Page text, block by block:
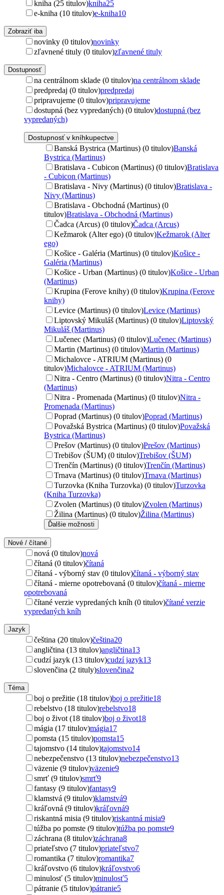
kniha (25 titulov)kniha25
e-kniha (10 titulov)e-kniha10
Zobraziť iba
novinky (0 titulov)novinky
zľavnené tituly (0 titulov)zľavnené tituly
Dostupnosť
na centrálnom sklade (0 titulov)na centrálnom sklade
predpredaj (0 titulov)predpredaj
pripravujeme (0 titulov)pripravujeme
dostupná (bez vypredaných) (0 titulov)dostupná (bez
vypredaných)
Dostupnosť v kníhkupectve
Banská Bystrica (Martinus) (0 titulov)Banská
Bystrica (Martinus)
Bratislava - Cubicon (Martinus) (0 titulov)Bratislava
- Cubicon (Martinus)
Bratislava - Nivy (Martinus) (0 titulov)Bratislava -
Nivy (Martinus)
Bratislava - Obchodná (Martinus) (0
titulov)Bratislava - Obchodná (Martinus)
Čadca (Arcus) (0 titulov)Čadca (Arcus)
Kežmarok (Alter ego) (0 titulov)Kežmarok (Alter
ego)
Košice - Galéria (Martinus) (0 titulov)Košice -
Galéria (Martinus)
Košice - Urban (Martinus) (0 titulov)Košice - Urban
(Martinus)
Krupina (Ferove knihy) (0 titulov)Krupina (Ferove
knihy)
Levice (Martinus) (0 titulov)Levice (Martinus)
Liptovský Mikuláš (Martinus) (0 titulov)Liptovský
Mikuláš (Martinus)
Lučenec (Martinus) (0 titulov)Lučenec (Martinus)
Martin (Martinus) (0 titulov)Martin (Martinus)
Michalovce - ATRIUM (Martinus) (0
titulov)Michalovce - ATRIUM (Martinus)
Nitra - Centro (Martinus) (0 titulov)Nitra - Centro
(Martinus)
Nitra - Promenada (Martinus) (0 titulov)Nitra -
Promenada (Martinus)
Poprad (Martinus) (0 titulov)Poprad (Martinus)
Považská Bystrica (Martinus) (0 titulov)Považská
Bystrica (Martinus)
Prešov (Martinus) (0 titulov)Prešov (Martinus)
Trebišov (ŠUM) (0 titulov)Trebišov (ŠUM)
Trenčín (Martinus) (0 titulov)Trenčín (Martinus)
Trnava (Martinus) (0 titulov)Trnava (Martinus)
Turzovka (Kniha Turzovka) (0 titulov)Turzovka
(Kniha Turzovka)
Zvolen (Martinus) (0 titulov)Zvolen (Martinus)
Žilina (Martinus) (0 titulov)Žilina (Martinus)
Ďalšie možnosti
Nové / čítané
nová (0 titulov)nová
čítaná (0 titulov)čítaná
čítaná - výborný stav (0 titulov)čítaná - výborný stav
čítaná - mierne opotrebovaná (0 titulov)čítaná - mierne
opotrebovaná
čítané verzie vypredaných kníh (0 titulov)čítané verzie
vypredaných kníh
Jazyk
čeština (20 titulov)čeština20
angličtina (13 titulov)angličtina13
cudzí jazyk (13 titulov)cudzí jazyk13
slovenčina (2 tituly)slovenčina2
Téma
boj o prežitie (18 titulov)boj o prežitie18
rebelstvo (18 titulov)rebelstvo18
boj o život (18 titulov)boj o život18
mágia (17 titulov)mágia17
pomsta (15 titulov)pomsta15
tajomstvo (14 titulov)tajomstvo14
nebezpečenstvo (13 titulov)nebezpečenstvo13
väzenie (9 titulov)väzenie9
smrť (9 titulov)smrť9
fantasy (9 titulov)fantasy9
klamstvá (9 titulov)klamstvá9
kráľovná (9 titulov)kráľovná9
riskantná misia (9 titulov)riskantná misia9
túžba po pomste (9 titulov)túžba po pomste9
záchrana (8 titulov)záchrana8
priateľstvo (7 titulov)priateľstvo7
romantika (7 titulov)romantika7
kráľovstvo (6 titulov)kráľovstvo6
minulosť (5 titulov)minulosť5
pátranie (5 titulov)pátranie5